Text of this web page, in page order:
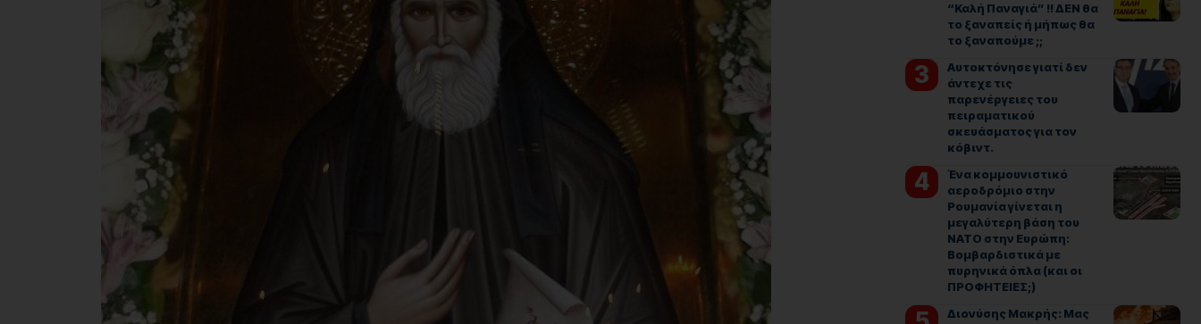
“Καλή Παναγιά” !! ΔΕΝ θα
το ξαναπείς ή μήπως θα
το ξαναπούμε ;;
Αυτοκτόνησε γιατί δεν
άντεχε τις
παρενέργειες του
πειραματικού
σκευάσματος για τον
κόβιντ.
Ένα κομμουνιστικό
αεροδρόμιο στην
Ρουμανία γίνεται η
μεγαλύτερη βάση του
ΝΑΤΟ στην Ευρώπη:
Βομβαρδιστικά με
πυρηνικά όπλα (και οι
ΠΡΟΦΗΤΕΙΕΣ;)
Διονύσης Μακρής: Μας